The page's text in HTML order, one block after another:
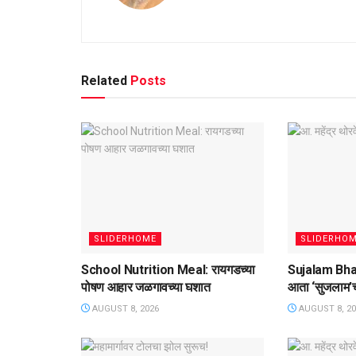
Related Posts
SLIDERHOME
School Nutrition Meal: रायगडच्या
पोषण आहार जळगावच्या घशात
AUGUST 8, 2026
Sujalam
आता
AUGUST 8,